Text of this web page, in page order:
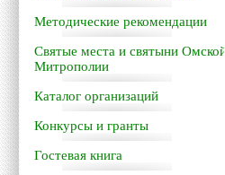
Методические рекомендации
Святые места и святыни Омской
Митрополии
Каталог организаций
Конкурсы и гранты
Гостевая книга